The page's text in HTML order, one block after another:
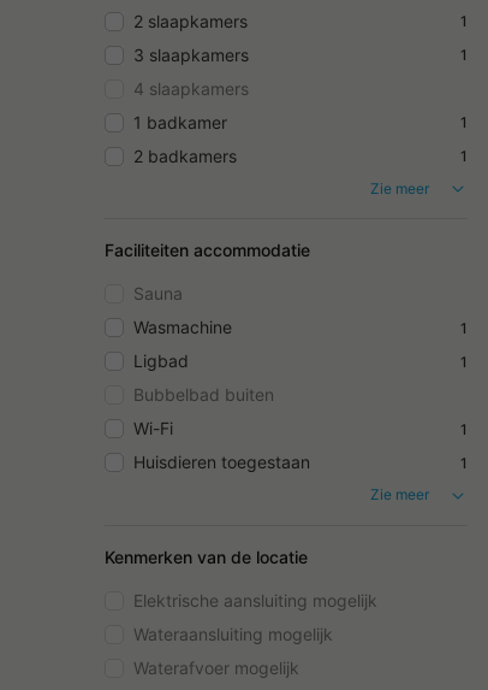
2 slaapkamers 1
3 slaapkamers 1
4 slaapkamers
1 badkamer
1
2 badkamers
1
Zie meer
Faciliteiten accommodatie
Sauna
Wasmachine
1
Ligbad 1
Bubbelbad buiten
Wi-Fi
1
Huisdieren toegestaan
1
Zie meer
Kenmerken van de locatie
Elektrische aansluiting mogelijk
Wateraansluiting mogelijk
Waterafvoer mogelijk